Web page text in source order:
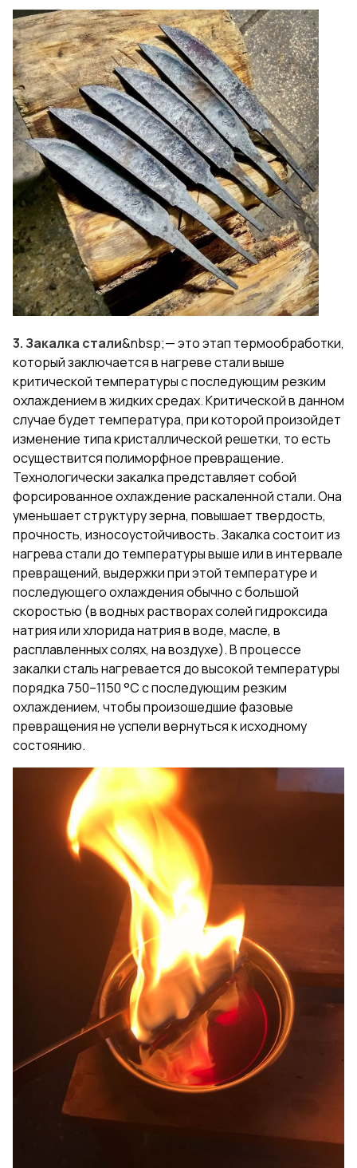
3. Закалка стали&nbsp;— это этап термообработки,
который заключается в нагреве стали выше
критической температуры с последующим резким
охлаждением в жидких средах. Критической в данном
случае будет температура, при которой произойдет
изменение типа кристаллической решетки, то есть
осуществится полиморфное превращение.
Технологически закалка представляет собой
форсированное охлаждение раскаленной стали. Она
уменьшает структуру зерна, повышает твердость,
прочность, износоустойчивость. Закалка состоит из
нагрева стали до температуры выше или в интервале
превращений, выдержки при этой температуре и
последующего охлаждения обычно с большой
скоростью (в водных растворах солей гидроксида
натрия или хлорида натрия в воде, масле, в
расплавленных солях, на воздухе). В процессе
закалки сталь нагревается до высокой температуры
порядка 750–1150 °C с последующим резким
охлаждением, чтобы произошедшие фазовые
превращения не успели вернуться к исходному
состоянию.